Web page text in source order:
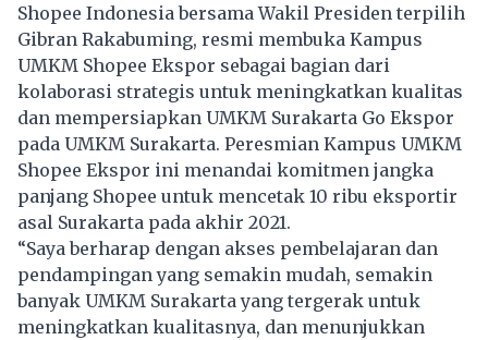
Shopee Indonesia bersama Wakil Presiden terpilih
Gibran Rakabuming, resmi membuka Kampus
UMKM Shopee Ekspor sebagai bagian dari
kolaborasi strategis untuk meningkatkan kualitas
dan mempersiapkan UMKM Surakarta Go Ekspor
pada UMKM Surakarta. Peresmian Kampus UMKM
Shopee Ekspor ini menandai komitmen jangka
panjang Shopee untuk mencetak 10 ribu eksportir
asal Surakarta pada akhir 2021.
“Saya berharap dengan akses pembelajaran dan
pendampingan yang semakin mudah, semakin
banyak UMKM Surakarta yang tergerak untuk
meningkatkan kualitasnya, dan menunjukkan